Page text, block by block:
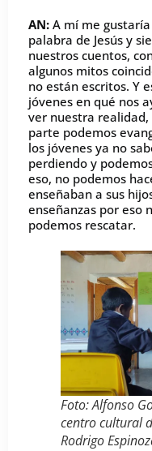
AN: A mí me
palabra de Jesús y
nuestros cuentos,
algunos mitos
no están escritos. Y
jóvenes en qué nos
ver nuestra
parte podemos
los jóvenes ya no
perdiendo y
eso, no podemos
enseñaban a sus
enseñanzas por eso
podemos rescatar.
Foto: Alfonso
centro cultural
Rodrigo